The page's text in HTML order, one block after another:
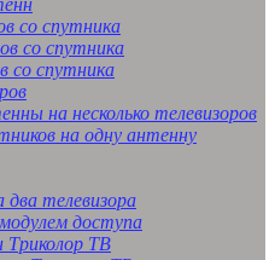
со спутника
со спутника
со спутника
на несколько телевизоров
на одну антенну
телевизора
доступа
Триколор ТВ